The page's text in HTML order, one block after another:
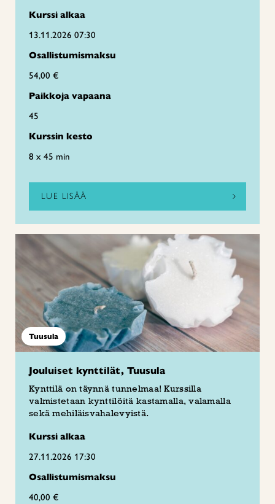
Kurssi alkaa
13.11.2026 07:30
Osallistumismaksu
54,00 €
Paikkoja vapaana
45
Kurssin kesto
8 x 45 min
LUE LISÄÄ
Tuusula
Jouluiset kynttilät, Tuusula
Kynttilä on täynnä tunnelmaa! Kurssilla
valmistetaan kynttilöitä kastamalla, valamalla
sekä mehiläisvahalevyistä.
Kurssi alkaa
27.11.2026 17:30
Osallistumismaksu
40,00 €